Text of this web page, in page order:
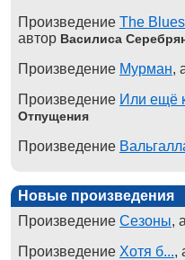
Произведение The
автор Василиса
Произведение Мурман,
Произведение Или ещё
Отпущения
Произведение
Новые произведения
Произведение Сезоны,
Произведение Хотя б...,